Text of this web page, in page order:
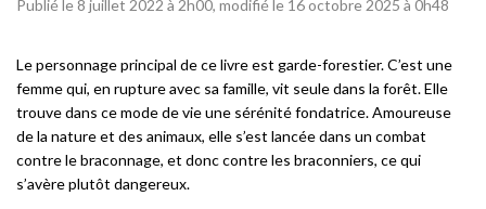
Publié le 8 juillet 2022 à 2h00, modifié le 16 octobre 2025 à 0h48
Le personnage principal de ce livre est garde-forestier. C’est une
femme qui, en rupture avec sa famille, vit seule dans la forêt. Elle
trouve dans ce mode de vie une sérénité fondatrice. Amoureuse
de la nature et des animaux, elle s’est lancée dans un combat
contre le braconnage, et donc contre les braconniers, ce qui
s’avère plutôt dangereux.